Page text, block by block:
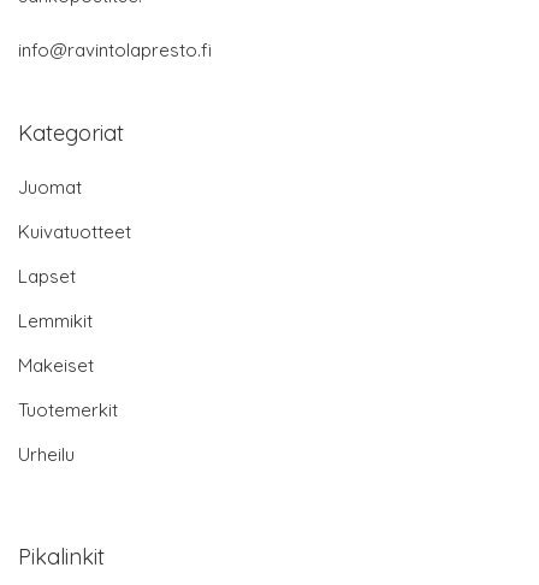
info@ravintolapresto.fi
Kategoriat
Juomat
Kuivatuotteet
Lapset
Lemmikit
Makeiset
Tuotemerkit
Urheilu
Pikalinkit